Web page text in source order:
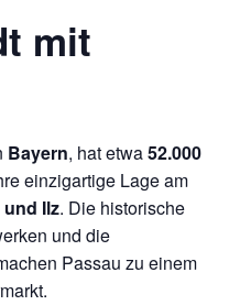
mit
Bayern, hat etwa52.000
einzigartige Lage am
Ilz. Die historische
und die
Passau zu einem